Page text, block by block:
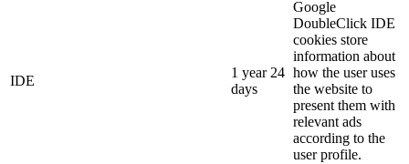
IDE
1 year 24
days
Google
DoubleClick IDE
cookies store
information about
how the user uses
the website to
present them with
relevant ads
according to the
user profile.